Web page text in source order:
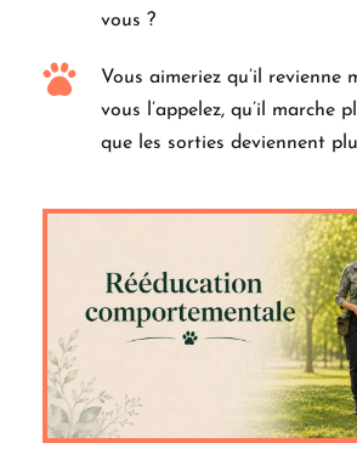
vous ?
Vous aimeriez qu’il revienne
vous l’appelez, qu’il marche
que les sorties deviennent